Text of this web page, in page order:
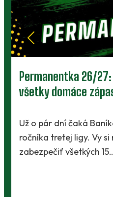
Prievidza
V Kanianke
Baníci vstúpili do
Slovnaft Cupu,